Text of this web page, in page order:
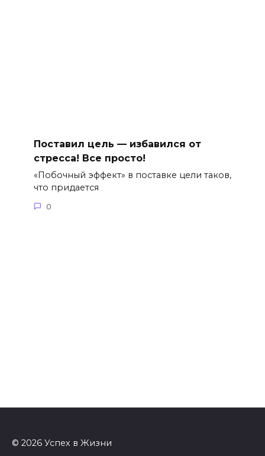
Поставил цель — избавился от
стресса! Все просто!
«Побочный эффект» в поставке цели таков,
что придается
0
© 2026 Успех в Жизни